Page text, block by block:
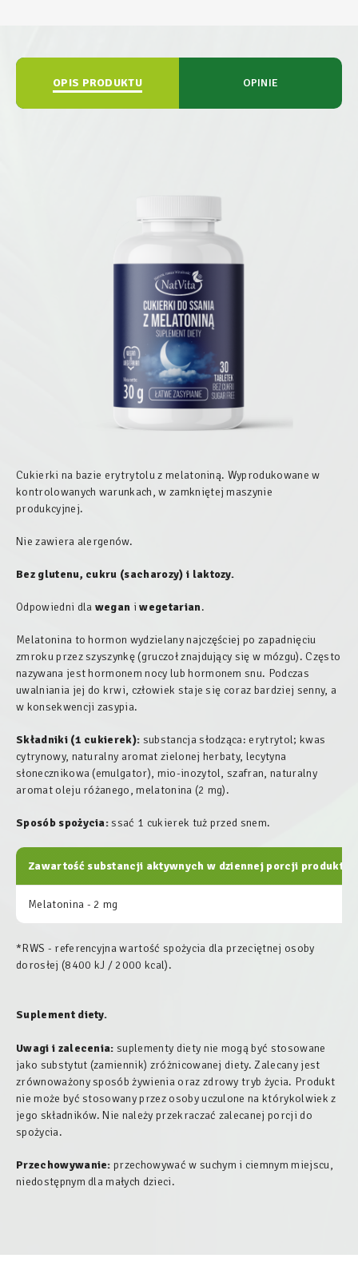
OPIS PRODUKTU OPINIE
Cukierki na bazie erytrytolu z melatoniną. Wyprodukowane w
kontrolowanych warunkach, w zamkniętej maszynie
produkcyjnej.
Nie zawiera alergenów.
Bez glutenu, cukru (sacharozy) i laktozy.
Odpowiedni dla wegan iwegetarian.
Melatonina to hormon wydzielany najczęściej po zapadnięciu
zmroku przez szyszynkę (gruczoł znajdujący się w mózgu). Często
nazywana jest hormonem nocy lub hormonem snu. Podczas
uwalniania jej do krwi, człowiek staje się coraz bardziej senny, a
w konsekwencji zasypia.
Składniki (1 cukierek): substancja słodząca: erytrytol; kwas
cytrynowy, naturalny aromat zielonej herbaty, lecytyna
słonecznikowa (emulgator), mio-inozytol, szafran, naturalny
aromat oleju różanego, melatonina (2 mg).
Sposób spożycia:ssać 1 cukierek tuż przed snem.
Zawartość substancji aktywnych w dziennej porcji produktu:
Melatonina - 2 mg
*RWS - referencyjna wartość spożycia dla przeciętnej osoby
dorosłej (8400 kJ / 2000 kcal).
Suplement diety.
Uwagi i zalecenia: suplementy diety nie mogą być stosowane
jako substytut (zamiennik) zróżnicowanej diety. Zalecany jest
zrównoważony sposób żywienia oraz zdrowy tryb życia. Produkt
nie może być stosowany przez osoby uczulone na którykolwiek z
jego składników. Nie należy przekraczać zalecanej porcji do
spożycia.
Przechowywanie: przechowywać w suchym i ciemnym miejscu,
niedostępnym dla małych dzieci.